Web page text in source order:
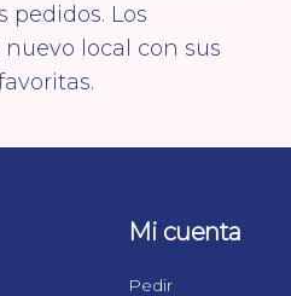
pedidos. Los
local con sus
Mi cuenta
Pedir